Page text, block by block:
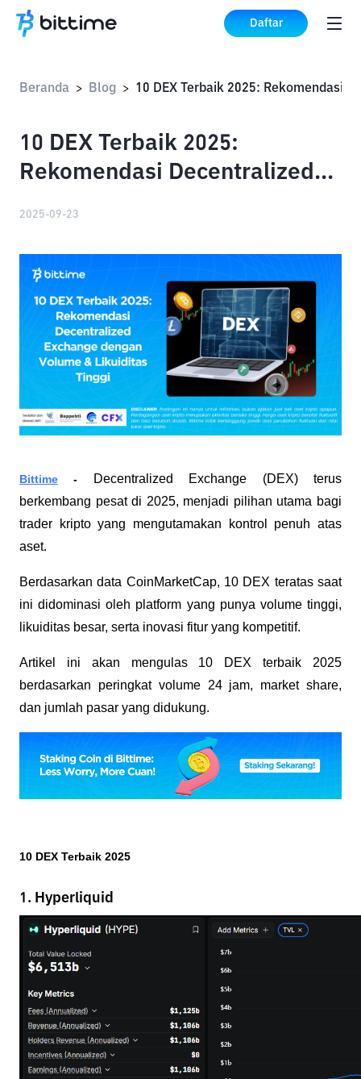
Daftar
Beranda > Blog >
10 DEX Terbaik 2025:
Rekomendasi Decentralized
2025-09-23
Bittime -
Decentralized Exchange (DEX) terus
berkembang pesat di 2025, menjadi pilihan utama bagi
trader kripto yang mengutamakan kontrol penuh atas
aset.
Berdasarkan data CoinMarketCap, 10 DEX teratas saat
ini didominasi oleh platform yang punya volume tinggi,
likuiditas besar, serta inovasi fitur yang kompetitif.
Artikel ini akan mengulas 10 DEX terbaik 2025
berdasarkan peringkat volume 24 jam, market share,
dan jumlah pasar yang didukung.
10 DEX Terbaik 2025
1. Hyperliquid